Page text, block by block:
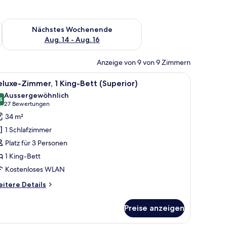
Aug. 7 - Aug. 9.
Nächstes Wochenende
Aug. 14 - Aug. 16
Überprüfe die Verfügbarkeit für nächstes Wochenende, Aug.
Anzeige von 9 von 9 Zimmern
mit Lampe und einem Telefon.Ein modernes Hotelzimmer mit einem
5 Zimmer, 1 King-Bett (Superior)
von 10
Aussergewöhnlich
27 Bewertungen
(27
Bewertungen)
34 m²
1 Schlafzimmer
Platz für 3 Personen
1 King-Bett
Kostenloses WLAN
Details
Preise anzeigen